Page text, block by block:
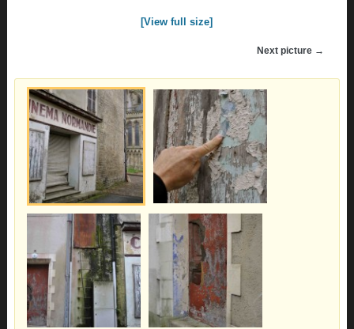
[View full size]
Next picture →